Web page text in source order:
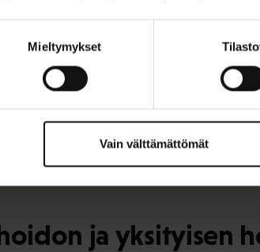
Mieltymykset
Vain välttämättömät
ja yksityisen